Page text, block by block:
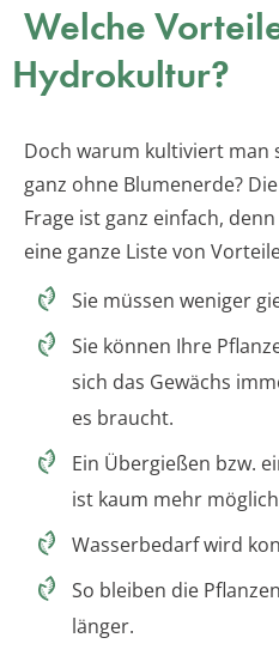
Welche
Hydrokultur?
Doch warum kultiviert man
ganz ohne Blumenerde?
Frage ist ganz einfach,
eine ganze Liste von
Sie müssen weniger
Sie können Ihre
sich das Gewächs
es braucht.
Ein Übergießen bzw.
ist kaum mehr
Wasserbedarf wird
So bleiben die
länger.